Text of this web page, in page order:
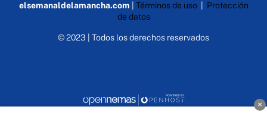
elsemanaldelamancha.com Términos de uso| Protección
de datos
© 2023 | Todos los derechos reservados
×